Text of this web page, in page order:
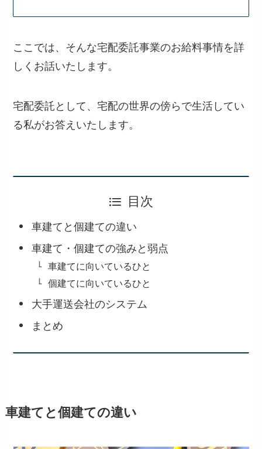
ここでは、そんな宅配委託事業のお給料事情を詳
しくお話いたします。
宅配委託として、宅配の世界の傍らで生活してい
る私がお答えいたします。
目次
車建てと個建ての違い
車建て・個建ての強みと弱点
車建てに向いているひと
個建てに向いているひと
大手運送会社のシステム
まとめ
車建てと個建ての違い